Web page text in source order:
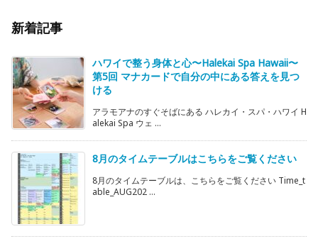
新着記事
ハワイで整う身体と心〜Halekai Spa Hawaii〜
第5回 マナカードで自分の中にある答えを見つ
ける
アラモアナのすぐそばにある ハレカイ・スパ・ハワイ H
alekai Spa ウェ ...
8月のタイムテーブルはこちらをご覧ください
8月のタイムテーブルは、こちらをご覧ください Time_t
able_AUG202 ...